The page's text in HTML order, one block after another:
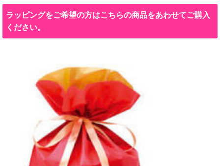
ラッピングをご希望の方はこちらの商品をあわせてご購入
ください。